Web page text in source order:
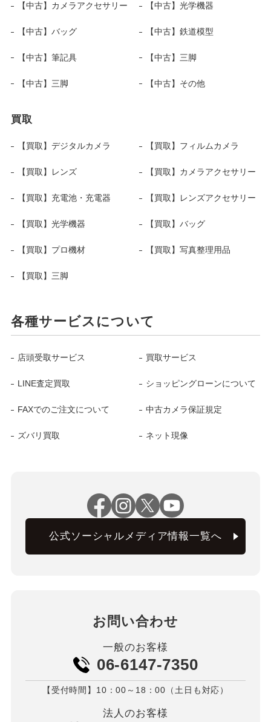
【中古】カメラアクセサリー 【中古】光学機器
【中古】バッグ 【中古】鉄道模型
【中古】筆記具 【中古】三脚
【中古】三脚 【中古】その他
買取
【買取】デジタルカメラ 【買取】フィルムカメラ
【買取】レンズ 【買取】カメラアクセサリー
【買取】充電池・充電器 【買取】レンズアクセサリー
【買取】光学機器 【買取】バッグ
【買取】プロ機材 【買取】写真整理用品
【買取】三脚
各種サービスについて
店頭受取サービス 買取サービス
LINE査定買取 ショッピングローンについて
FAXでのご注文について 中古カメラ保証規定
ズバリ買取 ネット現像
公式ソーシャルメディア情報一覧へ
お問い合わせ
一般のお客様
06-6147-7350
【受付時間】10：00～18：00（土日も対応）
法人のお客様